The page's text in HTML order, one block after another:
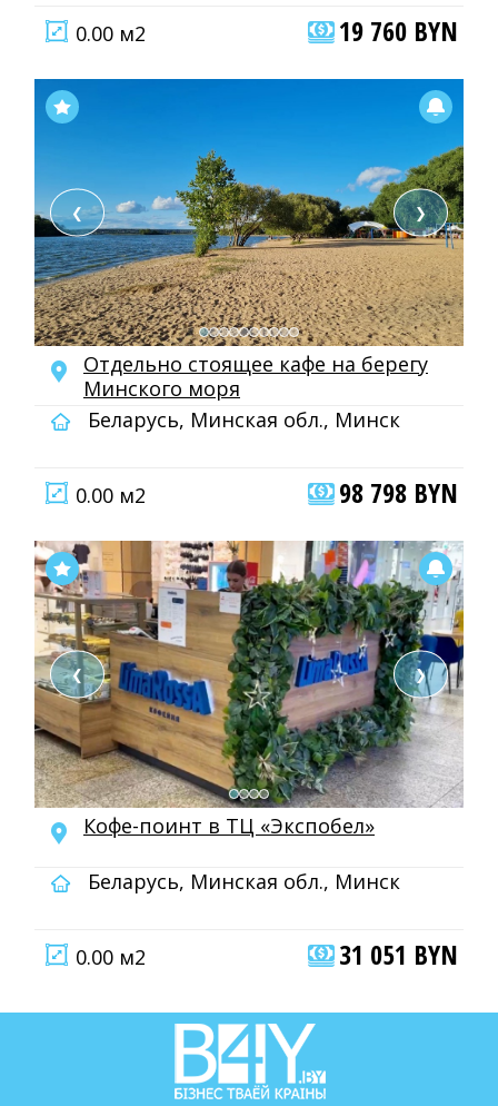
0.00 м2 19 760 BYN
❮ ❯
Отдельно стоящее кафе на берегу
Минского моря
Беларусь, Минская обл., Минск
0.00 м2 98 798 BYN
❮ ❯
Кофе-поинт в ТЦ «Экспобел»
Беларусь, Минская обл., Минск
0.00 м2 31 051 BYN